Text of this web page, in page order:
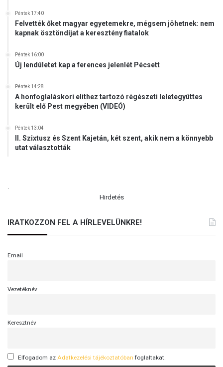
Péntek 17:40
Felvették őket magyar egyetemekre, mégsem jöhetnek: nem
kapnak ösztöndíjat a keresztény fiatalok
Péntek 16:00
Új lendületet kap a ferences jelenlét Pécsett
Péntek 14:28
A honfoglaláskori elithez tartozó régészeti leletegyüttes
került elő Pest megyében (VIDEÓ)
Péntek 13:04
II. Szixtusz és Szent Kajetán, két szent, akik nem a könnyebb
utat választották
.
Hirdetés
IRATKOZZON FEL A HÍRLEVELÜNKRE!
Email
Vezetéknév
Keresztnév
Elfogadom az Adatkezelési tájékoztatóban foglaltakat.